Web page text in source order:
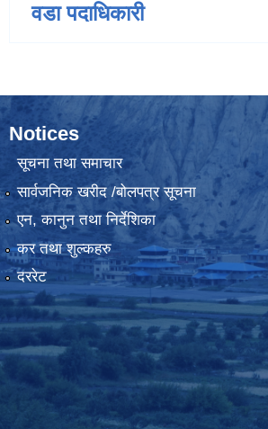
वडा पदाधिकारी
Notices
सूचना तथा समाचार
सार्वजनिक खरीद /बोलपत्र सूचना
एन, कानुन तथा निर्देशिका
कर तथा शुल्कहरु
दररेट